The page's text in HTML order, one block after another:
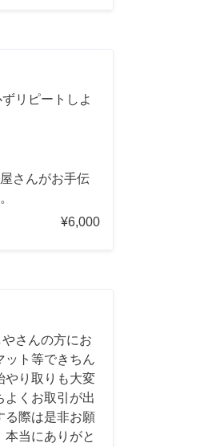
リピートしよ
さんがお手伝
¥6,000
さんの方にお
ット等できちん
やり取りも大変
よくお取引が出
る際は是非お願
当にありがと